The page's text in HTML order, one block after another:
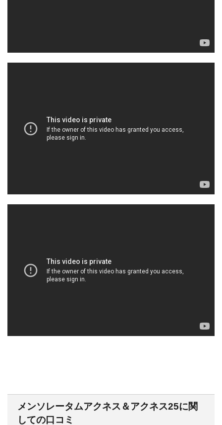
メンソレータムアクネス＆アクネス25に関
しての口コミ